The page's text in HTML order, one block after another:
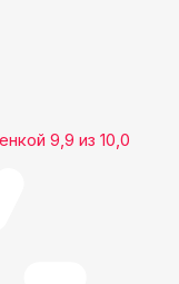
9,9 из 10,0